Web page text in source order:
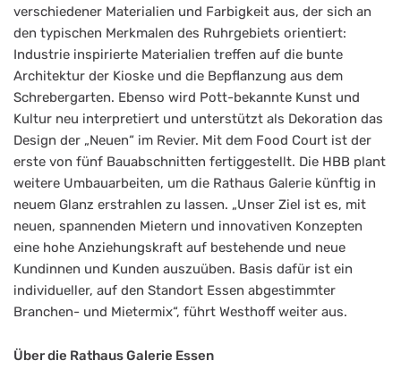
verschiedener Materialien und Farbigkeit aus, der sich an
den typischen Merkmalen des Ruhrgebiets orientiert:
Industrie inspirierte Materialien treffen auf die bunte
Architektur der Kioske und die Bepflanzung aus dem
Schrebergarten. Ebenso wird Pott-bekannte Kunst und
Kultur neu interpretiert und unterstützt als Dekoration das
Design der „Neuen“ im Revier. Mit dem Food Court ist der
erste von fünf Bauabschnitten fertiggestellt. Die HBB plant
weitere Umbauarbeiten, um die Rathaus Galerie künftig in
neuem Glanz erstrahlen zu lassen. „Unser Ziel ist es, mit
neuen, spannenden Mietern und innovativen Konzepten
eine hohe Anziehungskraft auf bestehende und neue
Kundinnen und Kunden auszuüben. Basis dafür ist ein
individueller, auf den Standort Essen abgestimmter
Branchen- und Mietermix“, führt Westhoff weiter aus.
Über die Rathaus Galerie Essen